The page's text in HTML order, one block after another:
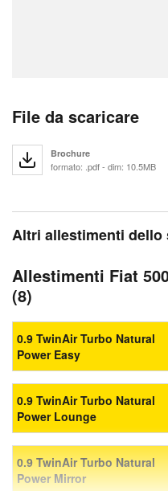
File da scaricare
Brochure
formato: .pdf - dim: 10.5MB
Altri allestimenti dello
Allestimenti Fiat
(8)
0.9 TwinAir Turbo Natural
Power Easy
0.9 TwinAir Turbo Natural
Power Lounge
0.9 TwinAir Turbo Natural
Power Mirror